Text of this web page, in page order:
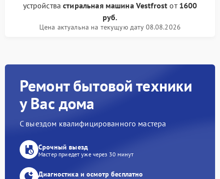
устройствастиральная машина Vestfrost от 1600
руб.
Цена актуальна на текущую дату 08.08.2026
Ремонт бытовой техники
у Вас дома
С выездом квалифицированного мастера
Срочный выезд
Мастер приедет уже через 30 минут
Диагностика и осмотр бесплатно